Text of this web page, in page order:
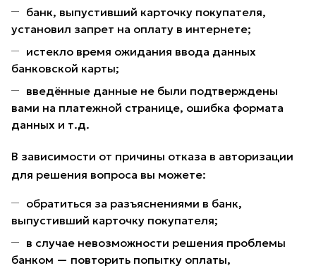
банк, выпустивший карточку покупателя,
установил запрет на оплату в интернете;
истекло время ожидания ввода данных
банковской карты;
введённые данные не были подтверждены
вами на платежной странице, ошибка формата
данных и т.д.
В зависимости от причины отказа в авторизации
для решения вопроса вы можете:
обратиться за разъяснениями в банк,
выпустивший карточку покупателя;
в случае невозможности решения проблемы
банком — повторить попытку оплаты,